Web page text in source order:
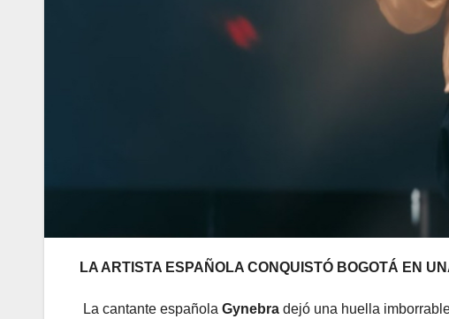
LA ARTISTA ESPAÑOLA CONQUISTÓ BOGOTÁ EN
La cantante española Gynebra dejó una huella